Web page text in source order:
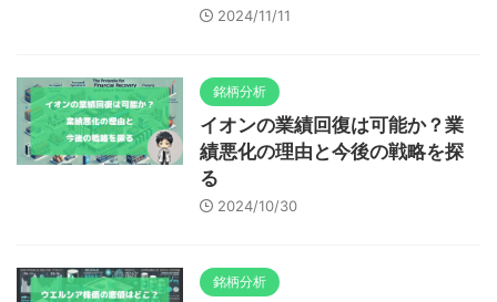
2024/11/11
銘柄分析
イオンの業績回復は可能か？業
績悪化の理由と今後の戦略を探
る
2024/10/30
銘柄分析